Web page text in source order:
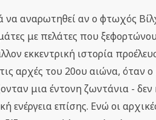
να αναρωτηθεί αν ο φτωχός
με πελάτες που
εκκεντρική ιστορία
αρχές του 20ου αιώνα,
μια έντονη ζωντάνια -
ενέργεια επίσης. Ενώ οι